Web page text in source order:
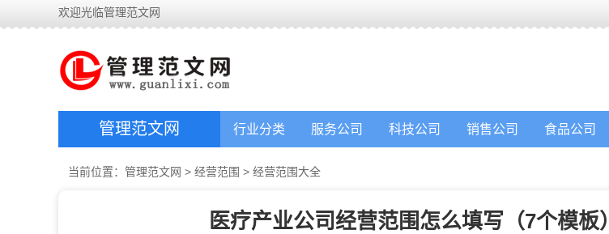
欢迎光临管理范文网
管理范文网 行业分类 服务公司 科技公司 销售公司 食品公司
当前位置： 管理范文网 > 经营范围 > 经营范围大全
医疗产业公司经营范围怎么填写（7个模板）